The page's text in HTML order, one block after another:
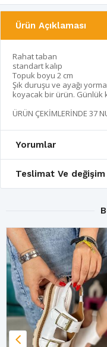
Ürün Açıklaması
Rahat taban
standart kalıp
Topuk boyu 2 cm
Şık duruşu ve ayağı
koyacak bir ürün. Günlük
ÜRÜN ÇEKİMLERİNDE 37
Yorumlar
Teslimat Ve değişim